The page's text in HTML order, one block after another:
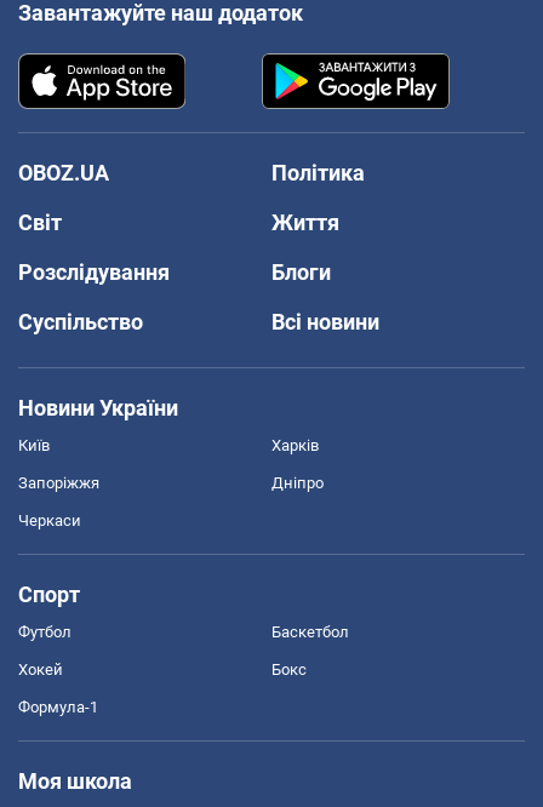
Завантажуйте наш додаток
OBOZ.UA
Політика
Світ
Життя
Розслідування
Блоги
Суспільство
Всі новини
Новини України
Київ Харків
Запоріжжя Дніпро
Черкаси
Спорт
Футбол Баскетбол
Хокей Бокс
Формула-1
Моя школа